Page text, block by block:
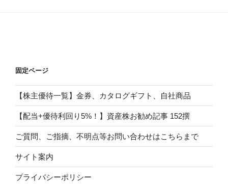
固定ページ
【株主優待一覧】金券、カタログギフト、自社商品
【配当+優待利回り5%！】資産株お勧め記事 152撰
ご質問、ご指摘、不明点等お問い合わせはこちらまで
サイト案内
プライバシーポリシー